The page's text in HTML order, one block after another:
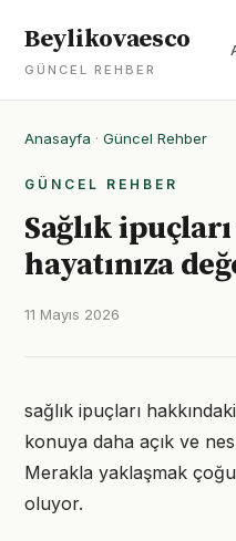
Beylikovaesco
GÜNCEL REHBER
Anasayfa · Güncel Rehber
GÜNCEL REHBER
Sağlık
hayatınıza
11 Mayıs 2026
sağlık ipuçları
konuya daha açık ve
Merakla yaklaşmak
oluyor.